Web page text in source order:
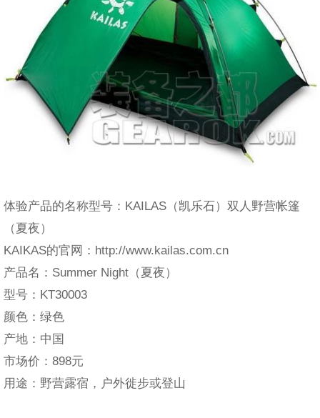
体验产品的名称型号：KAILAS（凯乐石）双人野营帐篷
（夏夜）
KAIKAS的官网：http://www.kailas.com.cn
产品名：Summer Night（夏夜）
型号：KT30003
颜色：绿色
产地：中国
市场价：898元
用途：野营露宿，户外徙步或登山